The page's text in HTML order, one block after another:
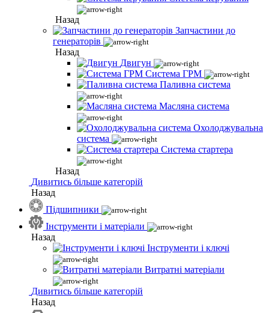
Назад
Запчастини до
генераторів
Назад
Двигун
Система ГРМ
Паливна система
Масляна система
Охолоджувальна
система
Система стартера
Назад
Дивитись більше категорій
Назад
Підшипники
Інструменти і матеріали
Назад
Інструменти і ключі
Витратні матеріали
Дивитись більше категорій
Назад